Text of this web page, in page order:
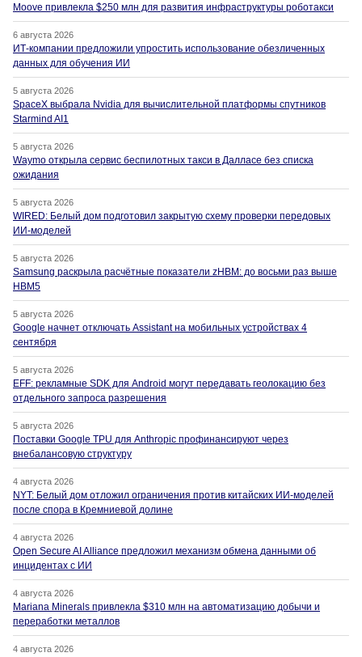
Moove привлекла $250 млн для развития инфраструктуры роботакси
6 августа 2026
ИТ-компании предложили упростить использование обезличенных
данных для обучения ИИ
5 августа 2026
SpaceX выбрала Nvidia для вычислительной платформы спутников
Starmind AI1
5 августа 2026
Waymo открыла сервис беспилотных такси в Далласе без списка
ожидания
5 августа 2026
WIRED: Белый дом подготовил закрытую схему проверки передовых
ИИ-моделей
5 августа 2026
Samsung раскрыла расчётные показатели zHBM: до восьми раз выше
HBM5
5 августа 2026
Google начнет отключать Assistant на мобильных устройствах 4
сентября
5 августа 2026
EFF: рекламные SDK для Android могут передавать геолокацию без
отдельного запроса разрешения
5 августа 2026
Поставки Google TPU для Anthropic профинансируют через
внебалансовую структуру
4 августа 2026
NYT: Белый дом отложил ограничения против китайских ИИ-моделей
после спора в Кремниевой долине
4 августа 2026
Open Secure AI Alliance предложил механизм обмена данными об
инцидентах с ИИ
4 августа 2026
Mariana Minerals привлекла $310 млн на автоматизацию добычи и
переработки металлов
4 августа 2026